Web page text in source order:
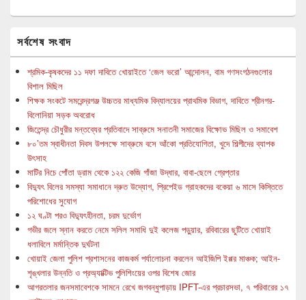
সর্বশেষ সংবাদ
শ্রমিক-কৃষকদের ১১ দফা দাবিতে খোয়াইতে ‘জেল ভরো’ আন্দোলন, বাম গণসংগঠনগুলোর
বিশাল মিছিল
শিক্ষক সংকটে সমরেন্দ্রগঞ্জ উচ্চতর মাধ্যমিক বিদ্যালয়ের প্রাথমিক বিভাগ, দাবিতে শ্রীনগর-
বিলোনিয়া সড়ক অবরোধ
জিতেন্দ্র চৌধুরীর মন্তব্যের প্রতিবাদে সাব্রুমে সনাতনী সমাজের বিক্ষোভ মিছিল ও সমাবেশ
৮০’তম স্বাধীনতা দিবস উপলক্ষে সাব্রুমে বসে আঁকো প্রতিযোগিতা, খুদে শিল্পীদের ব্যাপক
উৎসাহ
মাটির নিচে পোঁতা ড্রাম থেকে ১২২ কেজি গাঁজা উদ্ধার, বাবা-ছেলে গ্রেপ্তার
বিদ্যুৎ বিলের সমস্যা সমাধানে দ্রুত উদ্যোগ, প্রিপেইড গ্রাহকদের বকেয়া ৬ মাসে কিস্তিতে
পরিশোধের সুযোগ
১২ ঘণ্টা পরও বিদ্যুৎহীনতা, চরম দুর্ভোগ
গভীর জলে স্নান করতে নেমে সলিল সমাধি দুই কলেজ পড়ুয়ার, রবিবারের ছুটিতে খোয়াই
ধলাবিলে মর্মান্তিক দুর্ঘটনা
খোয়াই জেলা পুলিশ প্রশাসনের কাজকর্ম পর্যালোচনা করলেন আইজিপি ইপ্পর মাঞ্চক; আইন-
শৃঙ্খলার উন্নতি ও প্রঅ্যাক্টিভ পুলিশিংয়ের ওপর বিশেষ জোর
আগরতলার জনসমাবেশকে সামনে রেখে জগবন্ধুপাড়ায় IPFT-এর প্রচারসভা, ৭ পরিবারের ১৭